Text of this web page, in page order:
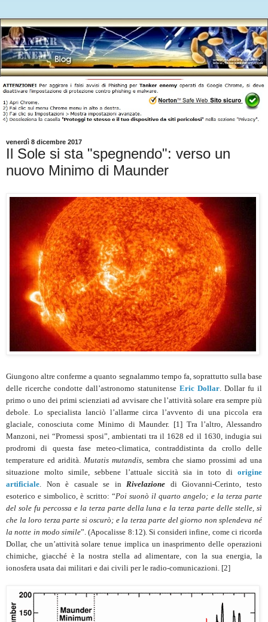
venerdì 8 dicembre 2017
Il Sole si sta "spegnendo": verso un
nuovo Minimo di Maunder
Giungono altre conferme a quanto segnalammo tempo fa, soprattutto sulla base
delle ricerche condotte dall’astronomo statunitense Eric Dollar . Dollar fu il
primo o uno dei primi scienziati ad avvisare che l’attività solare era sempre più
debole. Lo specialista lanciò l’allarme circa l’avvento di una piccola era
glaciale, conosciuta come Minimo di Maunder. [1] Tra l’altro, Alessandro
Manzoni, nei “Promessi sposi”, ambientati tra il 1628 ed il 1630, indugia sui
prodromi di questa fase meteo-climatica, contraddistinta da crollo delle
temperature ed aridità. Mutatis mutandis , sembra che siamo prossimi ad una
situazione molto simile, sebbene l’attuale siccità sia in toto di origine
artificiale . Non è casuale se in Rivelazione di Giovanni-Cerinto, testo
esoterico e simbolico, è scritto: “Poi suonò il quarto angelo; e la terza parte
del sole fu percossa e la terza parte della luna e la terza parte delle stelle, sì
che la loro terza parte si oscurò; e la terza parte del giorno non splendeva né
la notte in modo simile”. (Apocalisse 8:12). Si consideri infine, come ci ricorda
Dollar, che un’attività solare tenue implica un inasprimento delle operazioni
chimiche, giacché è la nostra stella ad alimentare, con la sua energia, la
ionosfera usata dai militari e dai civili per le radio-comunicazioni. [2]